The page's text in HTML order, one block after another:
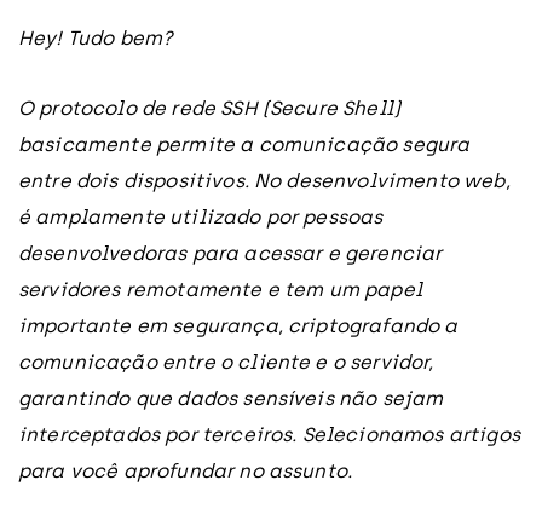
Hey! Tudo bem?
O protocolo de rede SSH (Secure Shell)
basicamente permite a comunicação segura
entre dois dispositivos. No desenvolvimento web,
é amplamente utilizado por pessoas
desenvolvedoras para acessar e gerenciar
servidores remotamente e tem um papel
importante em segurança, criptografando a
comunicação entre o cliente e o servidor,
garantindo que dados sensíveis não sejam
interceptados por terceiros. Selecionamos artigos
para você aprofundar no assunto.